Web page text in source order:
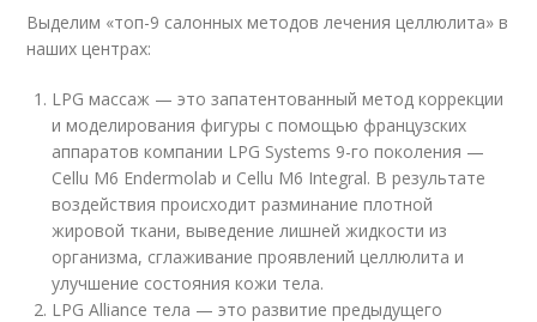
Выделим «топ-9 салонных методов лечения целлюлита» в
наших центрах:
LPG массаж — это запатентованный метод коррекции
и моделирования фигуры с помощью французских
аппаратов компании LPG Systems 9-го поколения —
Cellu M6 Endermolab и Cellu M6 Integral. В результате
воздействия происходит разминание плотной
жировой ткани, выведение лишней жидкости из
организма, сглаживание проявлений целлюлита и
улучшение состояния кожи тела.
LPG Alliance тела — это развитие предыдущего